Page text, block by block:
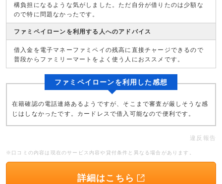
構負担になるような気がしました。ただ自分が借りたのは少額な
ので特に問題なかったです。
ファミペイローンを利用する人へのアドバイス
借入金を電子マネーファミペイの残高に直接チャージできるので
普段からファミリーマートをよく使う人におススメです。
ファミペイローンを利用した感想
在籍確認の電話連絡あるようですが、そこまで審査が厳しそうな感
じはしなかったです。カードレスで借入可能なので便利です。
違反報告
※口コミの内容は現在のサービス内容や貸付条件と異なる場合があります。
詳細はこちら